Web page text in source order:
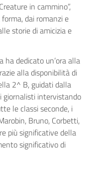
in cammino”,
dai romanzi e
storie di amicizia e
ha dedicato un’ora alla
alla disponibilità di
2^ B, guidati dalla
giornalisti intervistando
le classi seconde, i
Bruno, Corbetti,
più significative della
significativo di